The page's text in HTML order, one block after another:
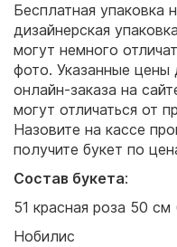
Бесплатная упаковка
дизайнерская
могут немного
фото. Указанные
онлайн-заказа на
могут отличаться от
Назовите на кассе
получите букет по
Состав букета:
51 красная роза 50 см
Нобилис